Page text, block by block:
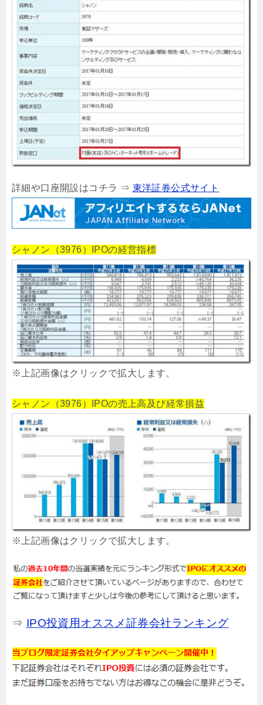
詳細や口座開設はコチラ ⇒ 東洋証券公式サイト
シャノン（3976）IPOの経営指標
※上記画像はクリックで拡大します。
シャノン（3976）IPOの売上高及び経常損益
※上記画像はクリックで拡大します。
⇒ IPO投資用オススメ証券会社ランキング